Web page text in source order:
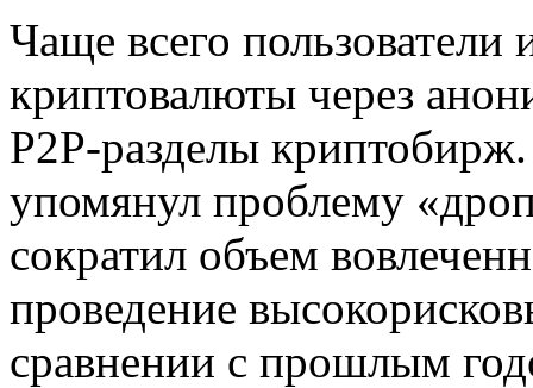
Чаще всего
криптовалюты через
P2P-разделы
упомянул проблему
сократил объем
проведение
сравнении с прошлым